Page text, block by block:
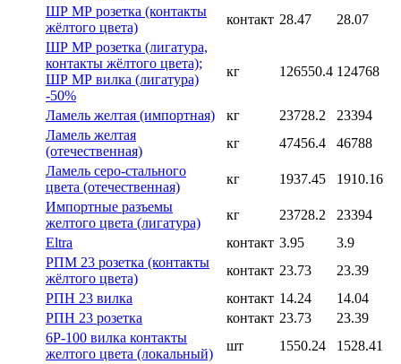
ШР МР розетка (контакты
жёлтого цвета)
контакт 28.47
28.07
ШР МР розетка (лигатура,
контакты жёлтого цвета);
ШР МР вилка (лигатура)
-50%
кг 126550.4 124768
Ламель желтая (импортная) кг 23728.2
23394
Ламель желтая
(отечественная)
кг 47456.4
46788
Ламель серо-стального
цвета (отечественная)
кг 1937.45
1910.16
Импортные разъемы
желтого цвета (лигатура)
кг 23728.2
23394
Eltra
контакт 3.95
3.9
РПМ 23 розетка (контакты
жёлтого цвета)
контакт 23.73
23.39
РПН 23 вилка
контакт 14.24
14.04
РПН 23 розетка
контакт 23.73
23.39
6Р-100 вилка контакты
желтого цвета (локальный)
шт 1550.24
1528.41